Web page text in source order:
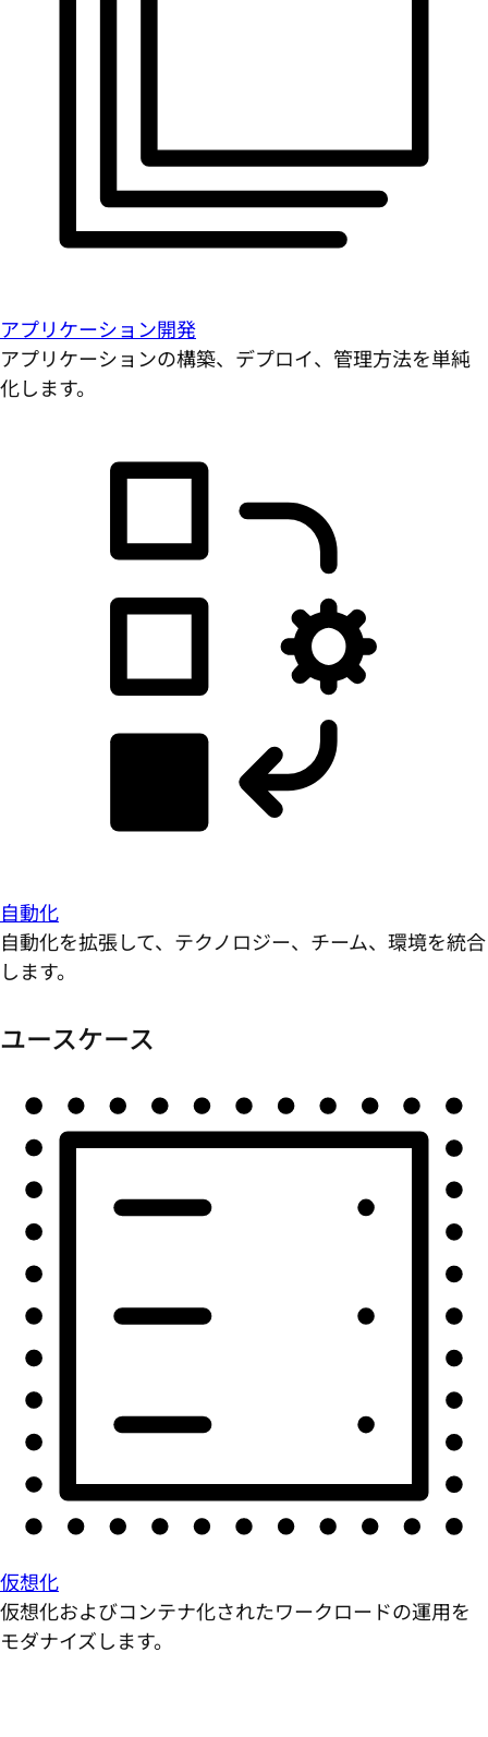
アプリケーション開発
アプリケーションの構築、デプロイ、管理方法を単純
化します。
自動化
自動化を拡張して、テクノロジー、チーム、環境を統合
します。
ユースケース
仮想化
仮想化およびコンテナ化されたワークロードの運用を
モダナイズします。